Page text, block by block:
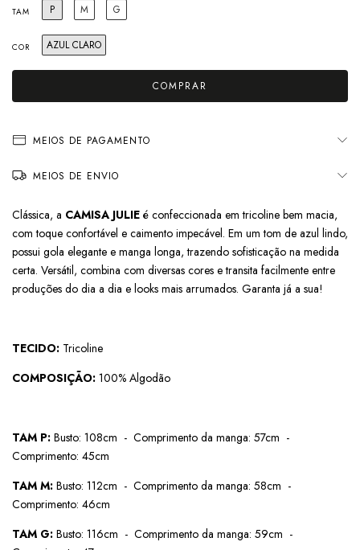
TAM P M G
COR AZUL CLARO
MEIOS DE PAGAMENTO
MEIOS DE ENVIO
Clássica, a CAMISA JULIE é confeccionada em tricoline bem macia,
com toque confortável e caimento impecável. Em um tom de azul lindo,
possui gola elegante e manga longa, trazendo sofisticação na medida
certa. Versátil, combina com diversas cores e transita facilmente entre
produções do dia a dia e looks mais arrumados. Garanta já a sua!
TECIDO: Tricoline
COMPOSIÇÃO: 100% Algodão
TAM P: Busto: 108cm - Comprimento da manga: 57cm -
Comprimento: 45cm
TAM M: Busto: 112cm - Comprimento da manga: 58cm -
Comprimento: 46cm
TAM G: Busto: 116cm - Comprimento da manga: 59cm -